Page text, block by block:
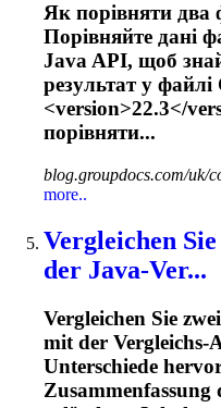
Як порівняти два
Порівняйте дані
Java API, щоб
результат у
<version>22.3</
порівняти...
blog.groupdocs.com/uk/
more..
Vergleichen
der Java-Ver...
Vergleichen Sie
mit der Vergleichs-
Unterschiede
Zusammenfassung